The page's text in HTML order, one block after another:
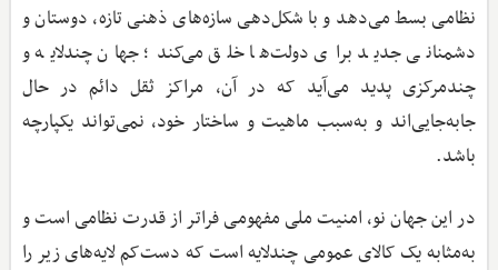
نظامی بسط می‌دهد و با شکل‌دهی سازه‌های ذهنی تازه، دوستان و
دشمنانی جدید برای دولت‌ها خلق می‌کند؛ جهان چندلایه و
چندمرکزی پدید می‌آید که در آن، مراکز ثقل دائم در حال
جابه‌جایی‌اند و به‌سبب ماهیت و ساختار خود، نمی‌تواند یکپارچه
باشد.
در این جهان نو، امنیت ملی مفهومی فراتر از قدرت نظامی است و
به‌مثابه یک کالای عمومی چندلایه است که دست‌کم لایه‌های زیر را